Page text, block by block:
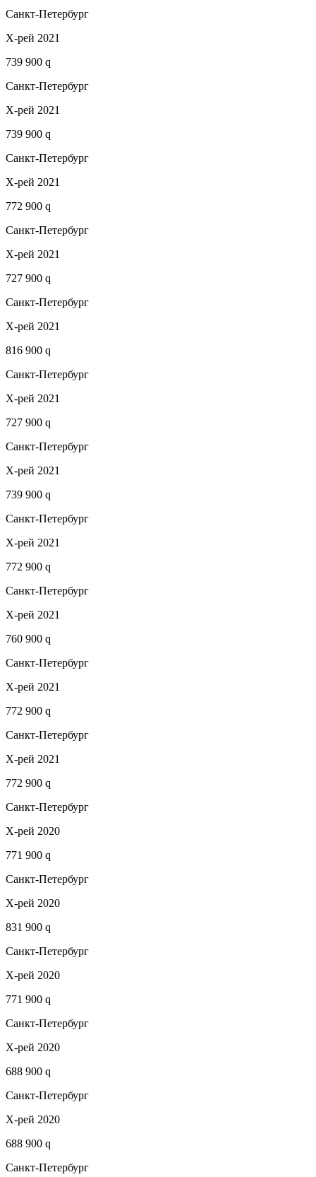
Санкт-Петербург
Х-рей 2021
739 900 q
Санкт-Петербург
Х-рей 2021
739 900 q
Санкт-Петербург
Х-рей 2021
772 900 q
Санкт-Петербург
Х-рей 2021
727 900 q
Санкт-Петербург
Х-рей 2021
816 900 q
Санкт-Петербург
Х-рей 2021
727 900 q
Санкт-Петербург
Х-рей 2021
739 900 q
Санкт-Петербург
Х-рей 2021
772 900 q
Санкт-Петербург
Х-рей 2021
760 900 q
Санкт-Петербург
Х-рей 2021
772 900 q
Санкт-Петербург
Х-рей 2021
772 900 q
Санкт-Петербург
Х-рей 2020
771 900 q
Санкт-Петербург
Х-рей 2020
831 900 q
Санкт-Петербург
Х-рей 2020
771 900 q
Санкт-Петербург
Х-рей 2020
688 900 q
Санкт-Петербург
Х-рей 2020
688 900 q
Санкт-Петербург